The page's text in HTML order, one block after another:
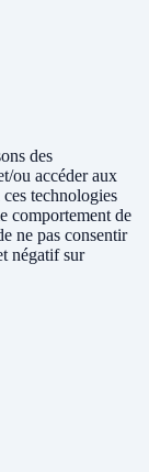
des
ou accéder aux
technologies
comportement de
ne pas consentir
négatif sur